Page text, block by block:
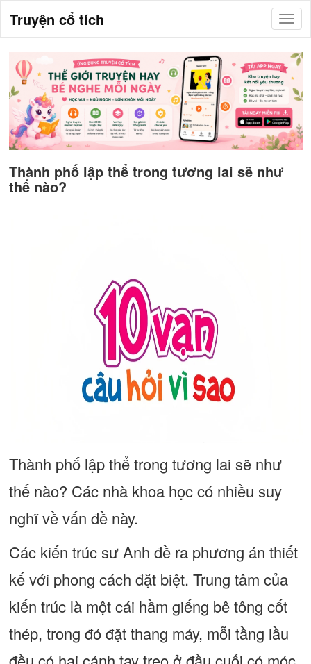
Truyện cổ tích
Thành phố lập thể trong tương lai sẽ như
thế nào?
Thành phố lập thể trong tương lai sẽ như
thế nào? Các nhà khoa học có nhiều suy
nghĩ về vấn đề này.
Các kiến trúc sư Anh đề ra phương án thiết
kế với phong cách đặt biệt. Trung tâm của
kiến trúc là một cái hầm giếng bê tông cốt
thép, trong đó đặt thang máy, mỗi tầng lầu